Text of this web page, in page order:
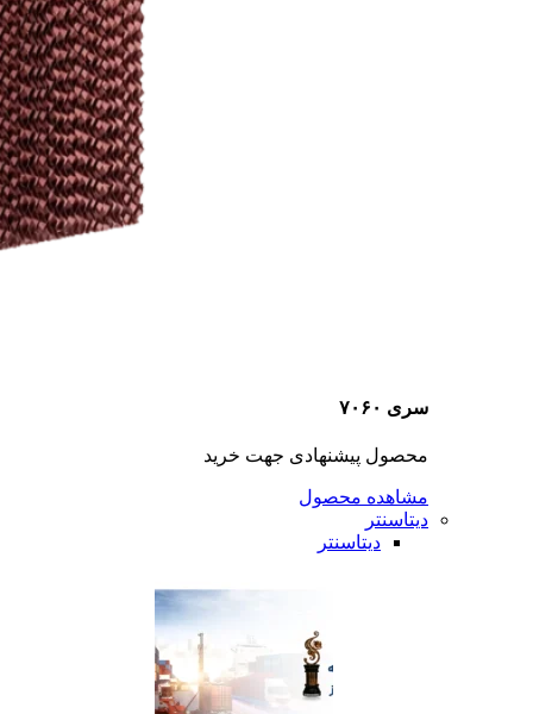
سری ۷۰۶۰
محصول پیشنهادی جهت خرید
مشاهده محصول
دیتاسنتر
دیتاسنتر